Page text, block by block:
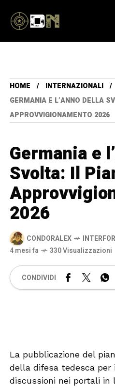
HOME
INTERNAZIONALI
GERMANIA E L’ANNO DELLA
APPROVVIGIONAMENTO 2026
Germania e
Svolta: Il
2026
CONDORALEX
4 mesi fa
330 Visualizzazioni
CONDIVIDI
La pubblicazione del
della difesa tedesca per
discussioni nei portali in